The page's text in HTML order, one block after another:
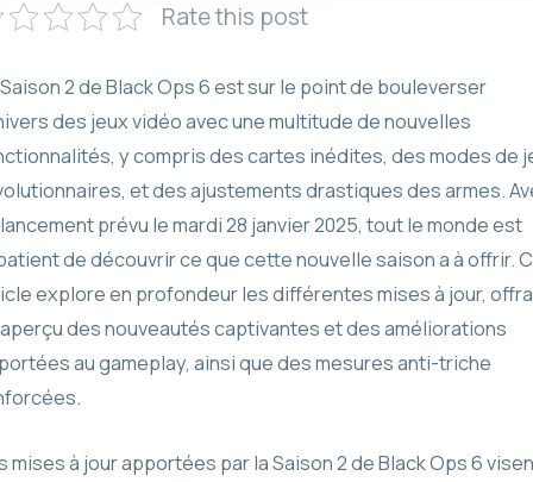
Rate this post
2 de Black Ops 6 est sur le point de bouleverser
des jeux vidéo avec une multitude de nouvelles
y compris des cartes inédites, des modes de
et des ajustements drastiques des armes.
prévu le mardi 28 janvier 2025, tout le monde est
de découvrir ce que cette nouvelle saison a à offrir.
explore en profondeur les différentes mises à jour,
des nouveautés captivantes et des améliorations
au gameplay, ainsi que des mesures anti-triche
mises à jour apportées par la Saison 2 de Black Ops 6